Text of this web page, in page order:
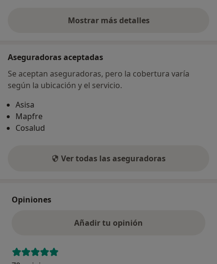
Mostrar más detalles
sobre la dirección
Aseguradoras aceptadas
Se aceptan aseguradoras, pero la cobertura varía
según la ubicación y el servicio.
Asisa
Mapfre
Cosalud
Ver todas las aseguradoras
Opiniones
Añadir tu opinión